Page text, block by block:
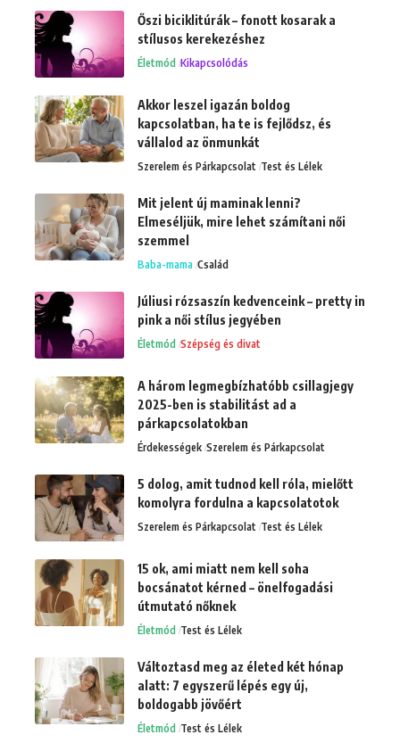
Őszi biciklitúrák – fonott kosarak a
stílusos kerekezéshez
Életmód Kikapcsolódás
Akkor leszel igazán boldog
kapcsolatban, ha te is fejlődsz, és
vállalod az önmunkát
Szerelem és Párkapcsolat Test és Lélek
Mit jelent új maminak lenni?
Elmeséljük, mire lehet számítani női
szemmel
Baba-mama Család
Júliusi rózsaszín kedvenceink – pretty in
pink a női stílus jegyében
Életmód Szépség és divat
A három legmegbízhatóbb csillagjegy
2025-ben is stabilitást ad a
párkapcsolatokban
Érdekességek Szerelem és Párkapcsolat
5 dolog, amit tudnod kell róla, mielőtt
komolyra fordulna a kapcsolatotok
Szerelem és Párkapcsolat Test és Lélek
15 ok, ami miatt nem kell soha
bocsánatot kérned – önelfogadási
útmutató nőknek
Életmód Test és Lélek
Változtasd meg az életed két hónap
alatt: 7 egyszerű lépés egy új,
boldogabb jövőért
Életmód Test és Lélek